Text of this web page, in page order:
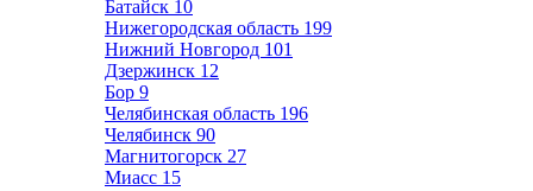
Батайск 10
Нижегородская область 199
Нижний Новгород 101
Дзержинск 12
Бор 9
Челябинская область 196
Челябинск 90
Магнитогорск 27
Миасс 15